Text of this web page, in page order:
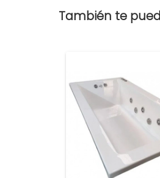
También te